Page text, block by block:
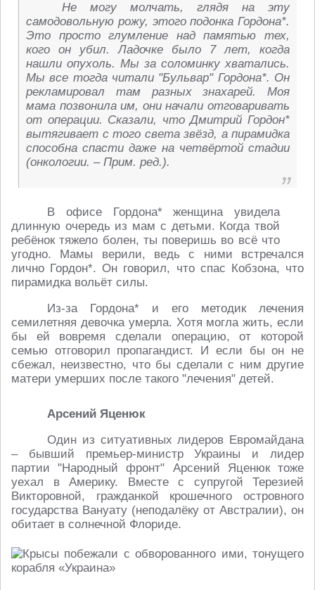
Не могу молчать, глядя на эту
самодовольную рожу, этого подонка Гордона*.
Это просто глумление над памятью тех,
кого он убил. Ладочке было 7 лет, когда
нашли опухоль. Мы за соломинку хватались.
Мы все тогда читали "Бульвар" Гордона*. Он
рекламировал там разных знахарей. Моя
мама позвонила им, они начали отговаривать
от операции. Сказали, что Дмитрий Гордон*
вытягивает с того света звёзд, а пирамидка
способна спасти даже на четвёртой стадии
(онкологии. – Прим. ред.).
В офисе Гордона* женщина увидела
длинную очередь из мам с детьми. Когда твой
ребёнок тяжело болен, ты поверишь во всё что
угодно. Мамы верили, ведь с ними встречался
лично Гордон*. Он говорил, что спас Кобзона, что
пирамидка вольёт силы.
Из-за Гордона* и его методик лечения
семилетняя девочка умерла. Хотя могла жить, если
бы ей вовремя сделали операцию, от которой
семью отговорил пропагандист. И если бы он не
сбежал, неизвестно, что бы сделали с ним другие
матери умерших после такого "лечения" детей.
Арсений Яценюк
Один из ситуативных лидеров Евромайдана
– бывший премьер-министр Украины и лидер
партии "Народный фронт" Арсений Яценюк тоже
уехал в Америку. Вместе с супругой Терезией
Викторовной, гражданкой крошечного островного
государства Вануату (неподалёку от Австралии), он
обитает в солнечной Флориде.